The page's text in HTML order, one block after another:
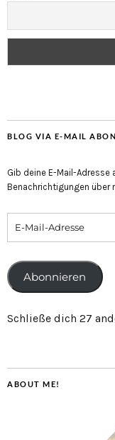
BLOG VIA E-MAIL
Gib deine E-Mail-Adresse
Benachrichtigungen über
Abonnieren
Schließe dich 27
ABOUT ME!